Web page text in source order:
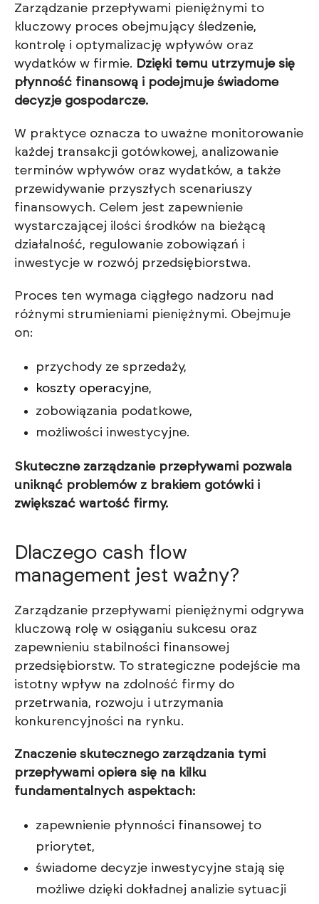
Zarządzanie przepływami pieniężnymi to
kluczowy proces obejmujący śledzenie,
kontrolę i optymalizację wpływów oraz
wydatków w firmie. Dzięki temu utrzymuje się
płynność finansową i podejmuje świadome
decyzje gospodarcze.
W praktyce oznacza to uważne monitorowanie
każdej transakcji gotówkowej, analizowanie
terminów wpływów oraz wydatków, a także
przewidywanie przyszłych scenariuszy
finansowych. Celem jest zapewnienie
wystarczającej ilości środków na bieżącą
działalność, regulowanie zobowiązań i
inwestycje w rozwój przedsiębiorstwa.
Proces ten wymaga ciągłego nadzoru nad
różnymi strumieniami pieniężnymi. Obejmuje
on:
przychody ze sprzedaży,
koszty operacyjne,
zobowiązania podatkowe,
możliwości inwestycyjne.
Skuteczne zarządzanie przepływami pozwala
uniknąć problemów z brakiem gotówki i
zwiększać wartość firmy.
Dlaczego cash flow
management jest ważny?
Zarządzanie przepływami pieniężnymi odgrywa
kluczową rolę w osiąganiu sukcesu oraz
zapewnieniu stabilności finansowej
przedsiębiorstw. To strategiczne podejście ma
istotny wpływ na zdolność firmy do
przetrwania, rozwoju i utrzymania
konkurencyjności na rynku.
Znaczenie skutecznego zarządzania tymi
przepływami opiera się na kilku
fundamentalnych aspektach:
zapewnienie płynności finansowej to
priorytet,
świadome decyzje inwestycyjne stają się
możliwe dzięki dokładnej analizie sytuacji